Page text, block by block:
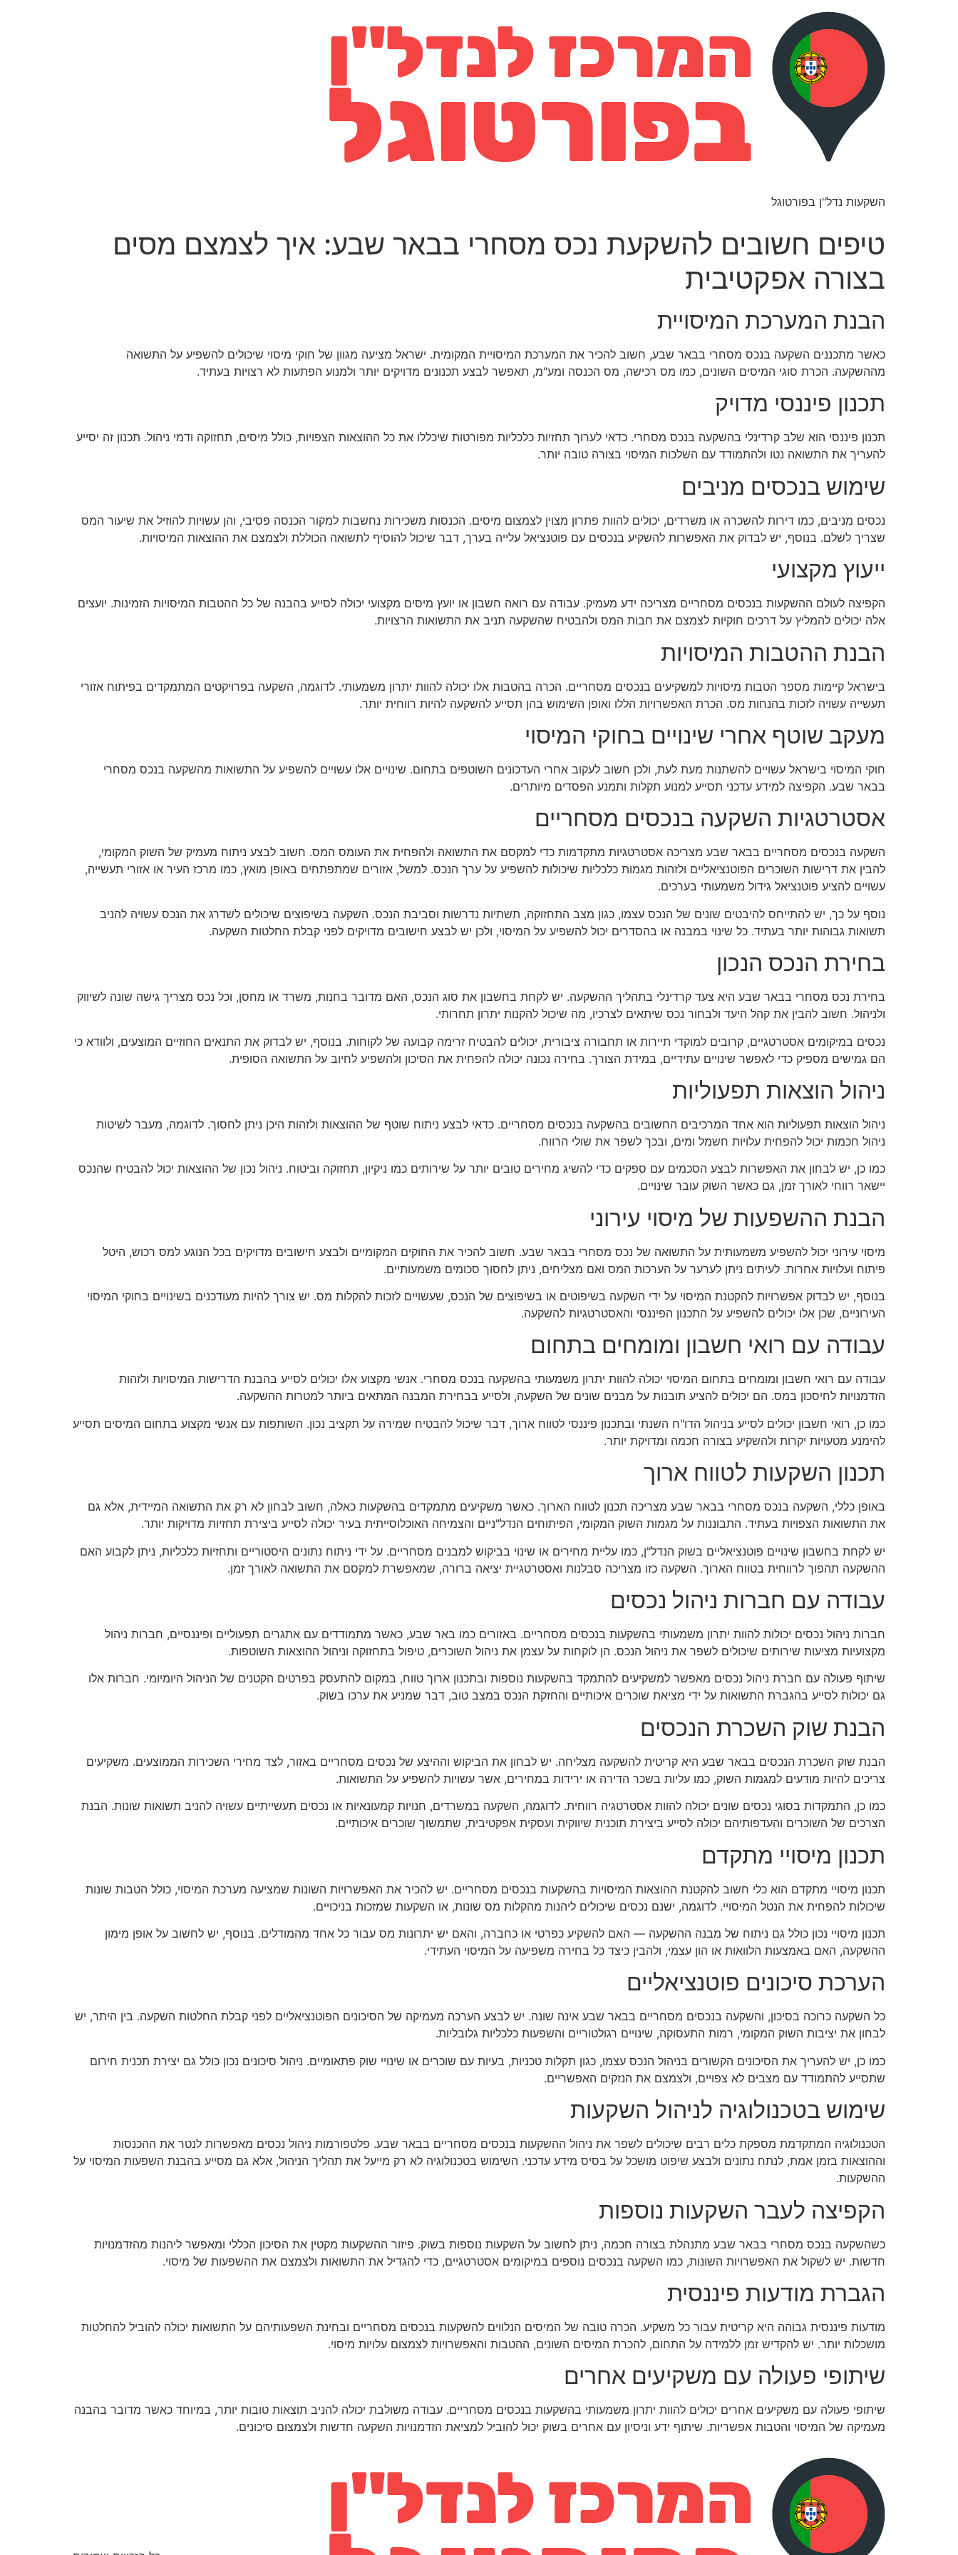
השקעות נדל"ן בפורטוגל
טיפים חשובים להשקעת נכס מסחרי בבאר שבע: איך לצמצם מסים
בצורה אפקטיבית
הבנת המערכת המיסויית
כאשר מתכננים השקעה בנכס מסחרי בבאר שבע, חשוב להכיר את המערכת המיסויית המקומית. ישראל מציעה מגוון של חוקי מיסוי שיכולים להשפיע על התשואה
מההשקעה. הכרת סוגי המיסים השונים, כמו מס רכישה, מס הכנסה ומע"מ, תאפשר לבצע תכנונים מדויקים יותר ולמנוע הפתעות לא רצויות בעתיד.
תכנון פיננסי מדויק
תכנון פיננסי הוא שלב קרדינלי בהשקעה בנכס מסחרי. כדאי לערוך תחזיות כלכליות מפורטות שיכללו את כל ההוצאות הצפויות, כולל מיסים, תחזוקה ודמי ניהול. תכנון זה יסייע
להעריך את התשואה נטו ולהתמודד עם השלכות המיסוי בצורה טובה יותר.
שימוש בנכסים מניבים
נכסים מניבים, כמו דירות להשכרה או משרדים, יכולים להוות פתרון מצוין לצמצום מיסים. הכנסות משכירות נחשבות למקור הכנסה פסיבי, והן עשויות להוזיל את שיעור המס
שצריך לשלם. בנוסף, יש לבדוק את האפשרות להשקיע בנכסים עם פוטנציאל עלייה בערך, דבר שיכול להוסיף לתשואה הכוללת ולצמצם את ההוצאות המיסויות.
ייעוץ מקצועי
הקפיצה לעולם ההשקעות בנכסים מסחריים מצריכה ידע מעמיק. עבודה עם רואה חשבון או יועץ מיסים מקצועי יכולה לסייע בהבנה של כל ההטבות המיסויות הזמינות. יועצים
אלה יכולים להמליץ על דרכים חוקיות לצמצם את חבות המס ולהבטיח שהשקעה תניב את התשואות הרצויות.
הבנת ההטבות המיסויות
בישראל קיימות מספר הטבות מיסויות למשקיעים בנכסים מסחריים. הכרה בהטבות אלו יכולה להוות יתרון משמעותי. לדוגמה, השקעה בפרויקטים המתמקדים בפיתוח אזורי
תעשייה עשויה לזכות בהנחות מס. הכרת האפשרויות הללו ואופן השימוש בהן תסייע להשקעה להיות רווחית יותר.
מעקב שוטף אחרי שינויים בחוקי המיסוי
חוקי המיסוי בישראל עשויים להשתנות מעת לעת, ולכן חשוב לעקוב אחרי העדכונים השוטפים בתחום. שינויים אלו עשויים להשפיע על התשואות מהשקעה בנכס מסחרי
בבאר שבע. הקפיצה למידע עדכני תסייע למנוע תקלות ותמנע הפסדים מיותרים.
אסטרטגיות השקעה בנכסים מסחריים
השקעה בנכסים מסחריים בבאר שבע מצריכה אסטרטגיות מתקדמות כדי למקסם את התשואה ולהפחית את העומס המס. חשוב לבצע ניתוח מעמיק של השוק המקומי,
להבין את דרישות השוכרים הפוטנציאליים ולזהות מגמות כלכליות שיכולות להשפיע על ערך הנכס. למשל, אזורים שמתפתחים באופן מואץ, כמו מרכז העיר או אזורי תעשייה,
עשויים להציע פוטנציאל גידול משמעותי בערכים.
נוסף על כך, יש להתייחס להיבטים שונים של הנכס עצמו, כגון מצב התחזוקה, תשתיות נדרשות וסביבת הנכס. השקעה בשיפוצים שיכולים לשדרג את הנכס עשויה להניב
תשואות גבוהות יותר בעתיד. כל שינוי במבנה או בהסדרים יכול להשפיע על המיסוי, ולכן יש לבצע חישובים מדויקים לפני קבלת החלטות השקעה.
בחירת הנכס הנכון
בחירת נכס מסחרי בבאר שבע היא צעד קרדינלי בתהליך ההשקעה. יש לקחת בחשבון את סוג הנכס, האם מדובר בחנות, משרד או מחסן, וכל נכס מצריך גישה שונה לשיווק
ולניהול. חשוב להבין את קהל היעד ולבחור נכס שיתאים לצרכיו, מה שיכול להקנות יתרון תחרותי.
נכסים במיקומים אסטרטגיים, קרובים למוקדי תיירות או תחבורה ציבורית, יכולים להבטיח זרימה קבועה של לקוחות. בנוסף, יש לבדוק את התנאים החוזיים המוצעים, ולוודא כי
הם גמישים מספיק כדי לאפשר שינויים עתידיים, במידת הצורך. בחירה נכונה יכולה להפחית את הסיכון ולהשפיע לחיוב על התשואה הסופית.
ניהול הוצאות תפעוליות
ניהול הוצאות תפעוליות הוא אחד המרכיבים החשובים בהשקעה בנכסים מסחריים. כדאי לבצע ניתוח שוטף של ההוצאות ולזהות היכן ניתן לחסוך. לדוגמה, מעבר לשיטות
ניהול חכמות יכול להפחית עלויות חשמל ומים, ובכך לשפר את שולי הרווח.
כמו כן, יש לבחון את האפשרות לבצע הסכמים עם ספקים כדי להשיג מחירים טובים יותר על שירותים כמו ניקיון, תחזוקה וביטוח. ניהול נכון של ההוצאות יכול להבטיח שהנכס
יישאר רווחי לאורך זמן, גם כאשר השוק עובר שינויים.
הבנת ההשפעות של מיסוי עירוני
מיסוי עירוני יכול להשפיע משמעותית על התשואה של נכס מסחרי בבאר שבע. חשוב להכיר את החוקים המקומיים ולבצע חישובים מדויקים בכל הנוגע למס רכוש, היטל
פיתוח ועלויות אחרות. לעיתים ניתן לערער על הערכות המס ואם מצליחים, ניתן לחסוך סכומים משמעותיים.
בנוסף, יש לבדוק אפשרויות להקטנת המיסוי על ידי השקעה בשיפוטים או בשיפוצים של הנכס, שעשויים לזכות להקלות מס. יש צורך להיות מעודכנים בשינויים בחוקי המיסוי
העירוניים, שכן אלו יכולים להשפיע על התכנון הפיננסי והאסטרטגיות להשקעה.
עבודה עם רואי חשבון ומומחים בתחום
עבודה עם רואי חשבון ומומחים בתחום המיסוי יכולה להוות יתרון משמעותי בהשקעה בנכס מסחרי. אנשי מקצוע אלו יכולים לסייע בהבנת הדרישות המיסויות ולזהות
הזדמנויות לחיסכון במס. הם יכולים להציע תובנות על מבנים שונים של השקעה, ולסייע בבחירת המבנה המתאים ביותר למטרות ההשקעה.
כמו כן, רואי חשבון יכולים לסייע בניהול הדו"ח השנתי ובתכנון פיננסי לטווח ארוך, דבר שיכול להבטיח שמירה על תקציב נכון. השותפות עם אנשי מקצוע בתחום המיסים תסייע
להימנע מטעויות יקרות ולהשקיע בצורה חכמה ומדויקת יותר.
תכנון השקעות לטווח ארוך
באופן כללי, השקעה בנכס מסחרי בבאר שבע מצריכה תכנון לטווח הארוך. כאשר משקיעים מתמקדים בהשקעות כאלה, חשוב לבחון לא רק את התשואה המיידית, אלא גם
את התשואות הצפויות בעתיד. התבוננות על מגמות השוק המקומי, הפיתוחים הנדל"ניים והצמיחה האוכלוסייתית בעיר יכולה לסייע ביצירת תחזיות מדויקות יותר.
יש לקחת בחשבון שינויים פוטנציאליים בשוק הנדל"ן, כמו עליית מחירים או שינוי בביקוש למבנים מסחריים. על ידי ניתוח נתונים היסטוריים ותחזיות כלכליות, ניתן לקבוע האם
ההשקעה תהפוך לרווחית בטווח הארוך. השקעה כזו מצריכה סבלנות ואסטרטגיית יציאה ברורה, שמאפשרת למקסם את התשואה לאורך זמן.
עבודה עם חברות ניהול נכסים
חברות ניהול נכסים יכולות להוות יתרון משמעותי בהשקעות בנכסים מסחריים. באזורים כמו באר שבע, כאשר מתמודדים עם אתגרים תפעוליים ופיננסיים, חברות ניהול
מקצועיות מציעות שירותים שיכולים לשפר את ניהול הנכס. הן לוקחות על עצמן את ניהול השוכרים, טיפול בתחזוקה וניהול ההוצאות השוטפות.
שיתוף פעולה עם חברת ניהול נכסים מאפשר למשקיעים להתמקד בהשקעות נוספות ובתכנון ארוך טווח, במקום להתעסק בפרטים הקטנים של הניהול היומיומי. חברות אלו
גם יכולות לסייע בהגברת התשואות על ידי מציאת שוכרים איכותיים והחזקת הנכס במצב טוב, דבר שמניע את ערכו בשוק.
הבנת שוק השכרת הנכסים
הבנת שוק השכרת הנכסים בבאר שבע היא קריטית להשקעה מצליחה. יש לבחון את הביקוש וההיצע של נכסים מסחריים באזור, לצד מחירי השכירות הממוצעים. משקיעים
צריכים להיות מודעים למגמות השוק, כמו עליות בשכר הדירה או ירידות במחירים, אשר עשויות להשפיע על התשואות.
כמו כן, התמקדות בסוגי נכסים שונים יכולה להוות אסטרטגיה רווחית. לדוגמה, השקעה במשרדים, חנויות קמעונאיות או נכסים תעשייתיים עשויה להניב תשואות שונות. הבנת
הצרכים של השוכרים והעדפותיהם יכולה לסייע ביצירת תוכנית שיווקית ועסקית אפקטיבית, שתמשוך שוכרים איכותיים.
תכנון מיסויי מתקדם
תכנון מיסויי מתקדם הוא כלי חשוב להקטנת ההוצאות המיסויות בהשקעות בנכסים מסחריים. יש להכיר את האפשרויות השונות שמציעה מערכת המיסוי, כולל הטבות שונות
שיכולות להפחית את הנטל המיסויי. לדוגמה, ישנם נכסים שיכולים ליהנות מהקלות מס שונות, או השקעות שמזכות בניכויים.
תכנון מיסויי נכון כולל גם ניתוח של מבנה ההשקעה — האם להשקיע כפרטי או כחברה, והאם יש יתרונות מס עבור כל אחד מהמודלים. בנוסף, יש לחשוב על אופן מימון
ההשקעה, האם באמצעות הלוואות או הון עצמי, ולהבין כיצד כל בחירה משפיעה על המיסוי העתידי.
הערכת סיכונים פוטנציאליים
כל השקעה כרוכה בסיכון, והשקעה בנכסים מסחריים בבאר שבע אינה שונה. יש לבצע הערכה מעמיקה של הסיכונים הפוטנציאליים לפני קבלת החלטות השקעה. בין היתר, יש
לבחון את יציבות השוק המקומי, רמות התעסוקה, שינויים רגולטוריים והשפעות כלכליות גלובליות.
כמו כן, יש להעריך את הסיכונים הקשורים בניהול הנכס עצמו, כגון תקלות טכניות, בעיות עם שוכרים או שינויי שוק פתאומיים. ניהול סיכונים נכון כולל גם יצירת תכנית חירום
שתסייע להתמודד עם מצבים לא צפויים, ולצמצם את הנזקים האפשריים.
שימוש בטכנולוגיה לניהול השקעות
הטכנולוגיה המתקדמת מספקת כלים רבים שיכולים לשפר את ניהול ההשקעות בנכסים מסחריים בבאר שבע. פלטפורמות ניהול נכסים מאפשרות לנטר את ההכנסות
וההוצאות בזמן אמת, לנתח נתונים ולבצע שיפוט מושכל על בסיס מידע עדכני. השימוש בטכנולוגיה לא רק מייעל את תהליך הניהול, אלא גם מסייע בהבנת השפעות המיסוי על
ההשקעות.
הקפיצה לעבר השקעות נוספות
כשהשקעה בנכס מסחרי בבאר שבע מתנהלת בצורה חכמה, ניתן לחשוב על השקעות נוספות בשוק. פיזור ההשקעות מקטין את הסיכון הכללי ומאפשר ליהנות מהזדמנויות
חדשות. יש לשקול את האפשרויות השונות, כמו השקעה בנכסים נוספים במיקומים אסטרטגיים, כדי להגדיל את התשואות ולצמצם את ההשפעות של מיסוי.
הגברת מודעות פיננסית
מודעות פיננסית גבוהה היא קריטית עבור כל משקיע. הכרה טובה של המיסים הנלווים להשקעות בנכסים מסחריים ובחינת השפעותיהם על התשואות יכולה להוביל להחלטות
מושכלות יותר. יש להקדיש זמן ללמידה על התחום, להכרת המיסים השונים, ההטבות והאפשרויות לצמצום עלויות מיסוי.
שיתופי פעולה עם משקיעים אחרים
שיתופי פעולה עם משקיעים אחרים יכולים להוות יתרון משמעותי בהשקעות בנכסים מסחריים. עבודה משולבת יכולה להניב תוצאות טובות יותר, במיוחד כאשר מדובר בהבנה
מעמיקה של המיסוי והטבות אפשריות. שיתוף ידע וניסיון עם אחרים בשוק יכול להוביל למציאת הזדמנויות השקעה חדשות ולצמצום סיכונים.